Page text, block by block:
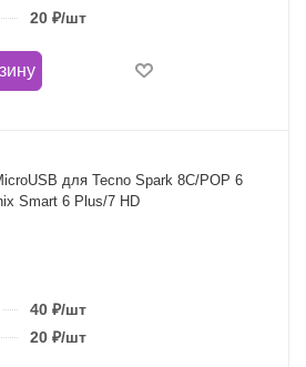
20₽/шт
для Tecno Spark 8C/POP 6
Smart 6 Plus/7 HD
40₽/шт
20₽/шт